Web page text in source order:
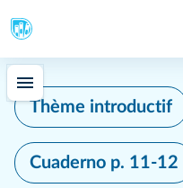
Thème introductif
Cuaderno p. 11-12